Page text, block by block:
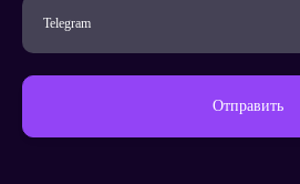
Отправить